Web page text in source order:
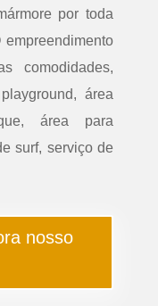
por toda
comodidades,
área
área para
surf, serviço de
nosso